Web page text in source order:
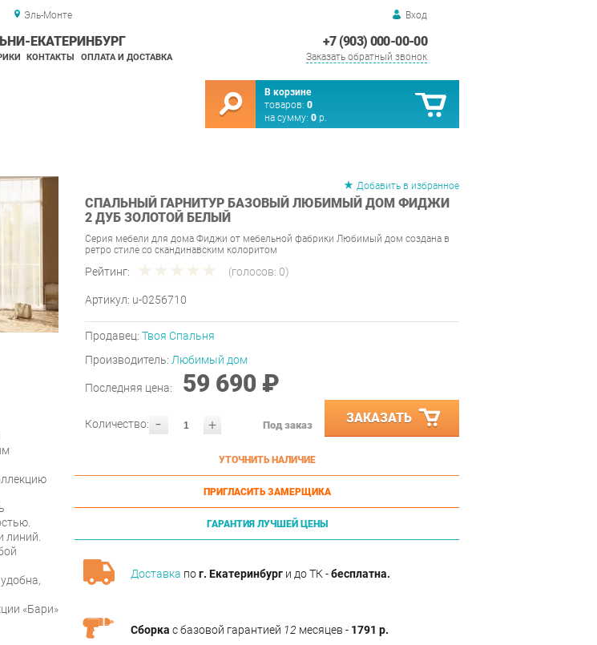
Эль-Монте Вход
+7 (903) 000-00-00
Заказать обратный звонок
ЕКАТЕРИНБУРГ
КОНТАКТЫ ОПЛАТА И ДОСТАВКА
В корзине
товаров: 0
на сумму: 0 р.
Добавить в избранное
СПАЛЬНЫЙ ГАРНИТУР БАЗОВЫЙ ЛЮБИМЫЙ ДОМ ФИДЖИ
2 ДУБ ЗОЛОТОЙ БЕЛЫЙ
Серия мебели для дома Фиджи от мебельной фабрики Любимый дом создана в
ретро стиле со скандинавским колоритом
Рейтинг: (голосов: 0)
Артикул: u-0256710
Продавец: Твоя Спальня
Производитель: Любимый дом
Последняя цена: 59 690 ₽
- +
Количество: Под заказ ЗАКАЗАТЬ
УТОЧНИТЬ НАЛИЧИЕ
ПРИГЛАСИТЬ ЗАМЕРЩИКА
ГАРАНТИЯ ЛУЧШЕЙ ЦЕНЫ
Доставка пог. Екатеринбург и до ТК -бесплатна.
Сборка с базовой гарантией 12 месяцев - 1791 р.
линий.
«Бари»